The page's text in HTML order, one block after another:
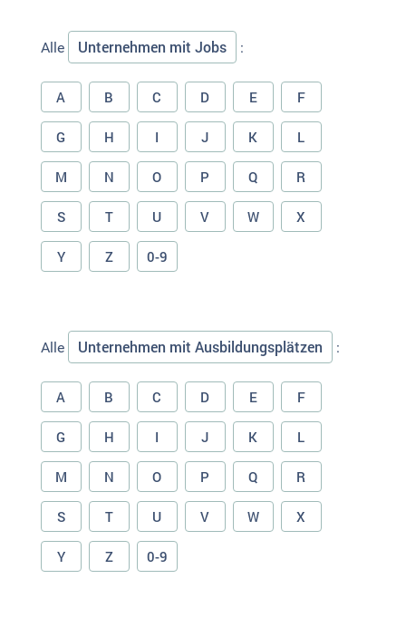
Alle Unternehmen mit Jobs :
A B C D E F
G H I J K L
M N O P Q R
S T U V W X
Y Z 0-9
Alle Unternehmen mit Ausbildungsplätzen :
A B C D E F
G H I J K L
M N O P Q R
S T U V W X
Y Z 0-9